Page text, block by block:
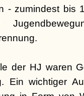
- zumindest bis
der HJ waren
Ein wichtiger